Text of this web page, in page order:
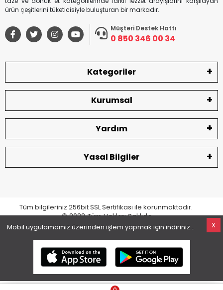
ürün çeşitlerini tüketicisiyle buluşturan bir markadır.
Müşteri Destek Hattı
0 850 346 00 34
Kategoriler
Kurumsal
Yardım
Yasal Bilgiler
Tüm bilgileriniz 256bit SSL Sertifikası ile korunmaktadır.
© 2022Tüm Hakları Saklıdır
X
Mobil uygulamamız üzerinden işlem yapmak için indiriniz...
superKET E-ticaret ve Pazaryeri Entegrasyon Çözümleri